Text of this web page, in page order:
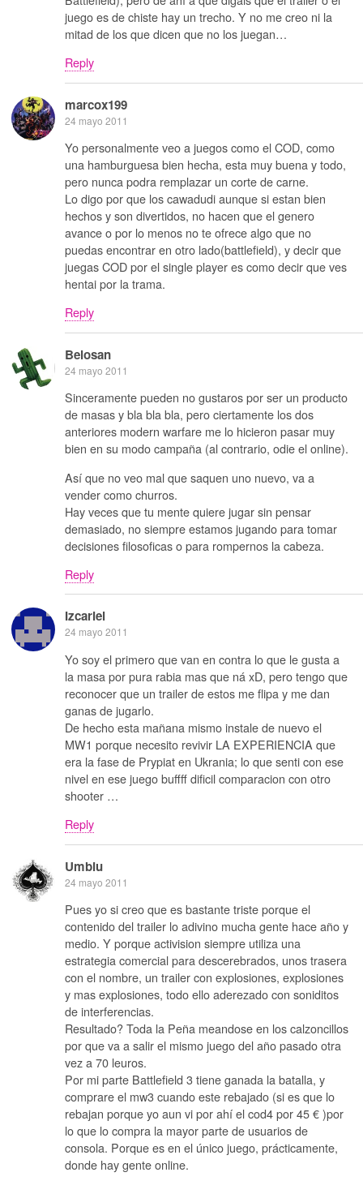
juego es de chiste hay un trecho. Y no me creo ni la
mitad de los que dicen que no los juegan…
Reply
marcox199
24 mayo 2011
Yo personalmente veo a juegos como el COD, como
una hamburguesa bien hecha, esta muy buena y todo,
pero nunca podra remplazar un corte de carne.
Lo digo por que los cawadudi aunque si estan bien
hechos y son divertidos, no hacen que el genero
avance o por lo menos no te ofrece algo que no
puedas encontrar en otro lado(battlefield), y decir que
juegas COD por el single player es como decir que ves
hentai por la trama.
Reply
Belosan
24 mayo 2011
Sinceramente pueden no gustaros por ser un producto
de masas y bla bla bla, pero ciertamente los dos
anteriores modern warfare me lo hicieron pasar muy
bien en su modo campaña (al contrario, odie el online).
Así que no veo mal que saquen uno nuevo, va a
vender como churros.
Hay veces que tu mente quiere jugar sin pensar
demasiado, no siempre estamos jugando para tomar
decisiones filosoficas o para rompernos la cabeza.
Reply
Izcariel
24 mayo 2011
Yo soy el primero que van en contra lo que le gusta a
la masa por pura rabia mas que ná xD, pero tengo que
reconocer que un trailer de estos me flipa y me dan
ganas de jugarlo.
De hecho esta mañana mismo instale de nuevo el
MW1 porque necesito revivir LA EXPERIENCIA que
era la fase de Prypiat en Ukrania; lo que senti con ese
nivel en ese juego buffff dificil comparacion con otro
shooter …
Reply
Umbiu
24 mayo 2011
Pues yo si creo que es bastante triste porque el
contenido del trailer lo adivino mucha gente hace año y
medio. Y porque activision siempre utiliza una
estrategia comercial para descerebrados, unos trasera
con el nombre, un trailer con explosiones, explosiones
y mas explosiones, todo ello aderezado con soniditos
de interferencias.
Resultado? Toda la Peña meandose en los calzoncillos
por que va a salir el mismo juego del año pasado otra
vez a 70 leuros.
Por mi parte Battlefield 3 tiene ganada la batalla, y
comprare el mw3 cuando este rebajado (si es que lo
rebajan porque yo aun vi por ahí el cod4 por 45 € )por
lo que lo compra la mayor parte de usuarios de
consola. Porque es en el único juego, prácticamente,
donde hay gente online.